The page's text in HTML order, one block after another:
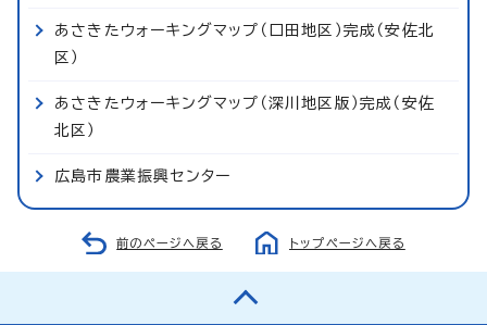
あさきたウォーキングマップ（口田地区）完成（安佐北
区）
あさきたウォーキングマップ（深川地区版）完成（安佐
北区）
広島市農業振興センター
前のページへ戻る トップページへ戻る